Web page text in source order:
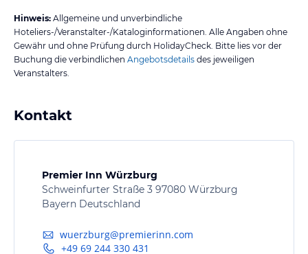
Hinweis: Allgemeine und unverbindliche
Hoteliers-/Veranstalter-/Kataloginformationen. Alle Angaben ohne
Gewähr und ohne Prüfung durch HolidayCheck. Bitte lies vor der
Buchung die verbindlichen Angebotsdetails des jeweiligen
Veranstalters.
Kontakt
Premier Inn Würzburg
Schweinfurter Straße 3 97080 Würzburg
Bayern Deutschland
wuerzburg@premierinn.com
+49 69 244 330 431